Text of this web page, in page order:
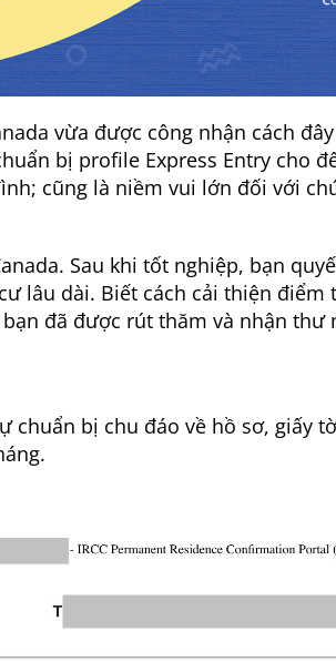
vừa được công nhận cách
bị profile Express Entry cho
cũng là niềm vui lớn đối với
Sau khi tốt nghiệp, bạn
lâu dài. Biết cách cải thiện điểm
đã được rút thăm và nhận
chuẩn bị chu đáo về hồ sơ, giấy